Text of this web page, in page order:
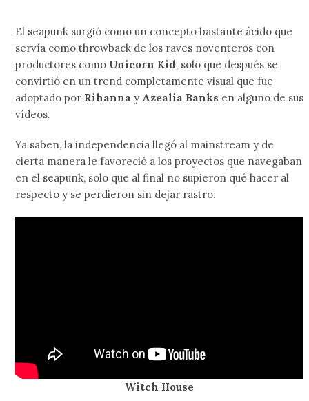
El seapunk surgió como un concepto bastante ácido que
servía como throwback de los raves noventeros con
productores como Unicorn Kid, solo que después se
convirtió en un trend completamente visual que fue
adoptado por Rihannay Azealia Banks en alguno de sus
vídeos.
Ya saben, la independencia llegó al mainstream y de
cierta manera le favoreció a los proyectos que navegaban
en el seapunk, solo que al final no supieron qué hacer al
respecto y se perdieron sin dejar rastro.
Witch House